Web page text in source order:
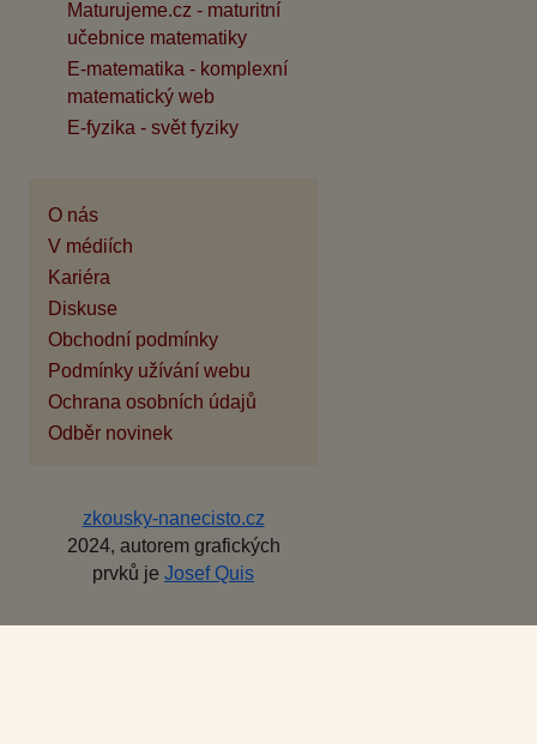
Maturujeme.cz - maturitní
učebnice matematiky
E-matematika - komplexní
matematický web
E-fyzika - svět fyziky
O nás
V médiích
Kariéra
Diskuse
Obchodní podmínky
Podmínky užívání webu
Ochrana osobních údajů
Odběr novinek
zkousky-nanecisto.cz
2024, autorem grafických
prvků je Josef Quis